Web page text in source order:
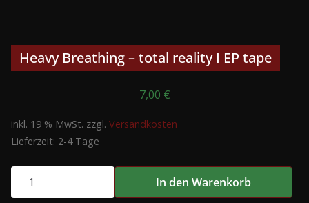
Heavy Breathing – total reality I EP tape
7,00 €
inkl. 19 % MwSt. zzgl. Versandkosten
Lieferzeit: 2-4 Tage
Heavy
Breathing
In den Warenkorb